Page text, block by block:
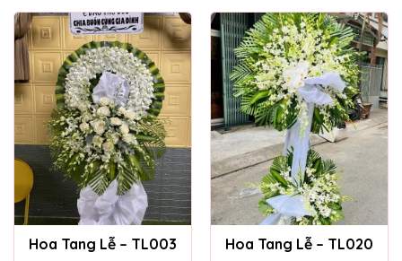
Hoa Tang Lễ – TL003 Hoa Tang Lễ – TL020